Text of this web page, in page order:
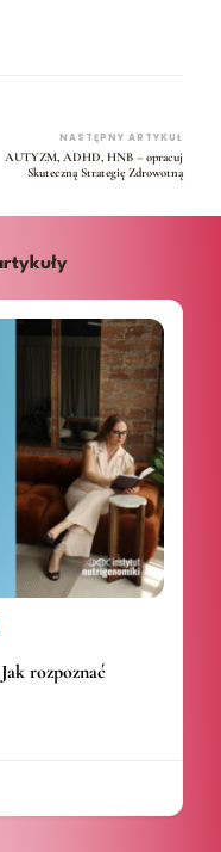
NASTĘPNY ARTYKUŁ
AUTYZM, ADHD, HNB – opracuj
Skuteczną Strategię Zdrowotną
rozpoznać